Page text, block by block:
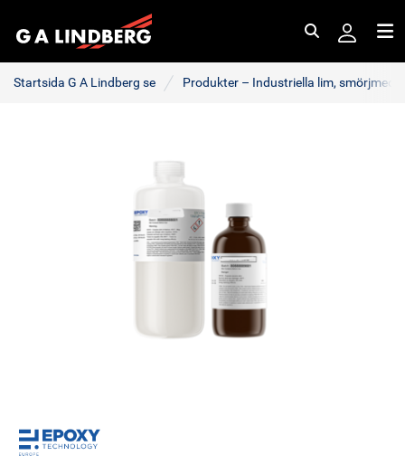
Startsida G A Lindberg se Produkter – Industriella lim,